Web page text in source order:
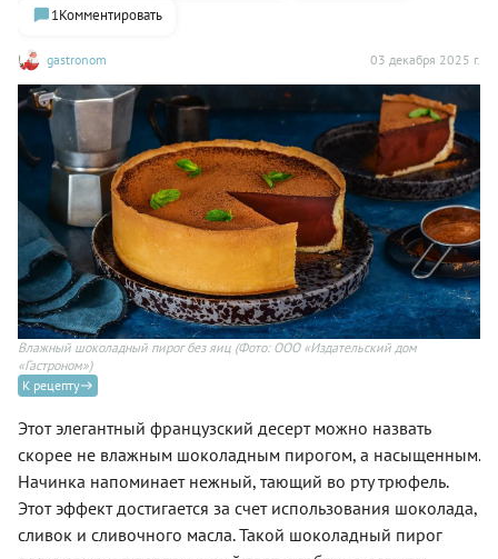
gastronom 03 декабря 2025 г.
1Комментировать
Влажный шоколадный пирог без яиц (Фото: ООО «Издательский дом
«Гастроном»)
К рецепту
Этот элегантный французский десерт можно назвать
скорее не влажным шоколадным пирогом, а насыщенным.
Начинка напоминает нежный, тающий во рту трюфель.
Этот эффект достигается за счет использования шоколада,
сливок и сливочного масла. Такой шоколадный пирог